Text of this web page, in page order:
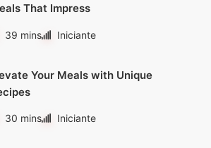
That Impress
39 mins Iniciante
Your Meals with Unique
30 mins Iniciante